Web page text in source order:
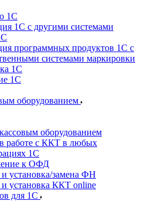
1С
1С с другими системами
программных продуктов 1С с
системами маркировки
1С
1С
оборудованием
оборудованием
работе с ККТ в любых
1С
к ОФД
установка/замена ФН
установка ККТ online
для 1С